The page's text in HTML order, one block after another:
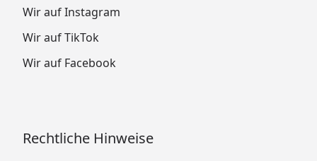
Wir auf Instagram
Wir auf TikTok
Wir auf Facebook
Rechtliche Hinweise